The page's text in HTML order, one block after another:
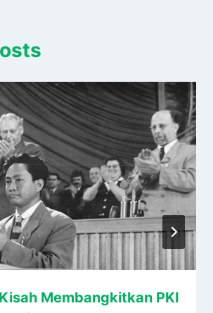
Membangkitkan PKI